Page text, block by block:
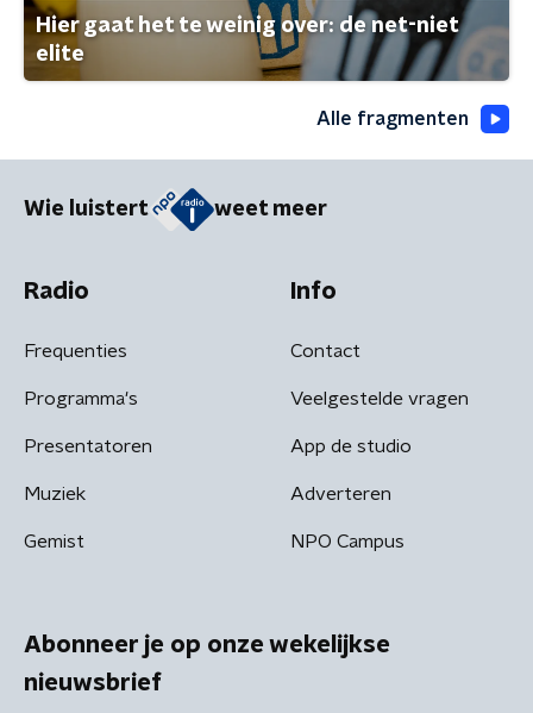
Hier gaat het te weinig over: de net-niet
elite
Alle fragmenten
Wie luistert weet meer
Radio
Frequenties
Programma's
Presentatoren
Muziek
Gemist
Info
Contact
Veelgestelde vragen
App de studio
Adverteren
NPO Campus
Abonneer je op onze wekelijkse
nieuwsbrief